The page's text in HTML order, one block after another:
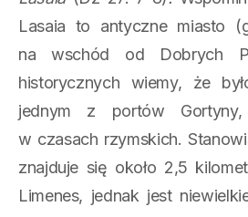
Lasaia to antyczne miasto
na wschód od Dobrych
historycznych wiemy, że
jednym z portów Gortyny,
w czasach rzymskich.
znajduje się około 2,5
Limenes, jednak jest